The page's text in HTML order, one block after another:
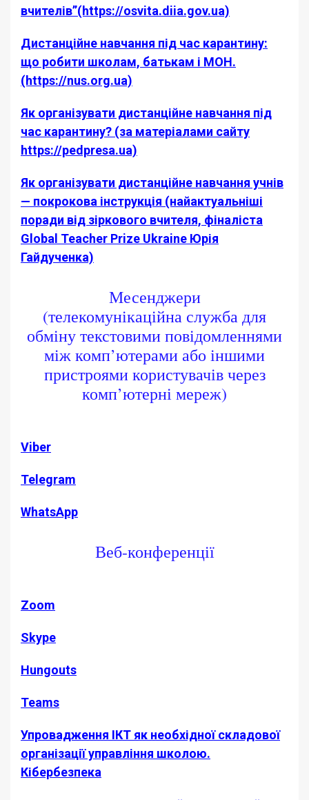
вчителів”(https://osvita.diia.gov.ua)
Дистанційне навчання під час карантину:
що робити школам, батькам і МОН.
(https://nus.org.ua)
Як організувати дистанційне навчання під
час карантину? (за матеріалами сайту
https://pedpresa.ua)
Як організувати дистанційне навчання учнів
— покрокова інструкція (найактуальніші
поради від зіркового вчителя, фіналіста
Global Teacher Prize Ukraine Юрія
Гайдученка)
Месенджери
(телекомунікаційна служба для
обміну текстовими повідомленнями
між комп’ютерами або іншими
пристроями користувачів через
комп’ютерні мереж)
Viber
Telegram
WhatsApp
Веб-конференції
Zoom
Skype
Hungouts
Teams
Упровадження ІКТ як необхідної складової
організації управління школою.
Кібербезпека